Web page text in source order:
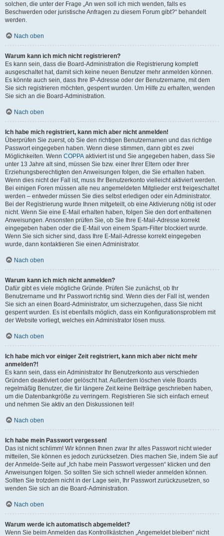
solchen, die unter der Frage „An wen soll ich mich wenden, falls es
Beschwerden oder juristische Anfragen zu diesem Forum gibt?“ behandelt
werden.
Nach oben
Warum kann ich mich nicht registrieren?
Es kann sein, dass die Board-Administration die Registrierung komplett
ausgeschaltet hat, damit sich keine neuen Benutzer mehr anmelden können.
Es könnte auch sein, dass Ihre IP-Adresse oder der Benutzername, mit dem
Sie sich registrieren möchten, gesperrt wurden. Um Hilfe zu erhalten, wenden
Sie sich an die Board-Administration.
Nach oben
Ich habe mich registriert, kann mich aber nicht anmelden!
Überprüfen Sie zuerst, ob Sie den richtigen Benutzernamen und das richtige
Passwort eingegeben haben. Wenn diese stimmen, dann gibt es zwei
Möglichkeiten. Wenn COPPA aktiviert ist und Sie angegeben haben, dass Sie
unter 13 Jahre alt sind, müssen Sie bzw. einer Ihrer Eltern oder Ihrer
Erziehungsberechtigten den Anweisungen folgen, die Sie erhalten haben.
Wenn dies nicht der Fall ist, muss Ihr Benutzerkonto vielleicht aktiviert werden.
Bei einigen Foren müssen alle neu angemeldeten Mitglieder erst freigeschaltet
werden – entweder müssen Sie dies selbst erledigen oder ein Administrator.
Bei der Registrierung wurde Ihnen mitgeteilt, ob eine Aktivierung nötig ist oder
nicht. Wenn Sie eine E-Mail erhalten haben, folgen Sie den dort enthaltenen
Anweisungen. Ansonsten prüfen Sie, ob Sie Ihre E-Mail-Adresse korrekt
eingegeben haben oder die E-Mail von einem Spam-Filter blockiert wurde.
Wenn Sie sich sicher sind, dass Ihre E-Mail-Adresse korrekt eingegeben
wurde, dann kontaktieren Sie einen Administrator.
Nach oben
Warum kann ich mich nicht anmelden?
Dafür gibt es viele mögliche Gründe. Prüfen Sie zunächst, ob Ihr
Benutzername und Ihr Passwort richtig sind. Wenn dies der Fall ist, wenden
Sie sich an einen Board-Administrator, um sicherzugehen, dass Sie nicht
gesperrt wurden. Es ist ebenfalls möglich, dass ein Konfigurationsproblem mit
der Website vorliegt, welches ein Administrator lösen muss.
Nach oben
Ich habe mich vor einiger Zeit registriert, kann mich aber nicht mehr
anmelden?!
Es kann sein, dass ein Administrator Ihr Benutzerkonto aus verschieden
Gründen deaktiviert oder gelöscht hat. Außerdem löschen viele Boards
regelmäßig Benutzer, die für längere Zeit keine Beiträge geschrieben haben,
um die Datenbankgröße zu verringern. Registrieren Sie sich einfach erneut
und nehmen Sie aktiv an den Diskussionen teil!
Nach oben
Ich habe mein Passwort vergessen!
Das ist nicht schlimm! Wir können Ihnen zwar Ihr altes Passwort nicht wieder
mitteilen, Sie können es jedoch zurücksetzen. Dies machen Sie, indem Sie auf
der Anmelde-Seite auf „Ich habe mein Passwort vergessen“ klicken und den
Anweisungen folgen. So sollten Sie sich schnell wieder anmelden können.
Sollten Sie trotzdem nicht in der Lage sein, Ihr Passwort zurückzusetzen, so
wenden Sie sich an die Board-Administration.
Nach oben
Warum werde ich automatisch abgemeldet?
Wenn Sie beim Anmelden das Kontrollkästchen „Angemeldet bleiben“ nicht